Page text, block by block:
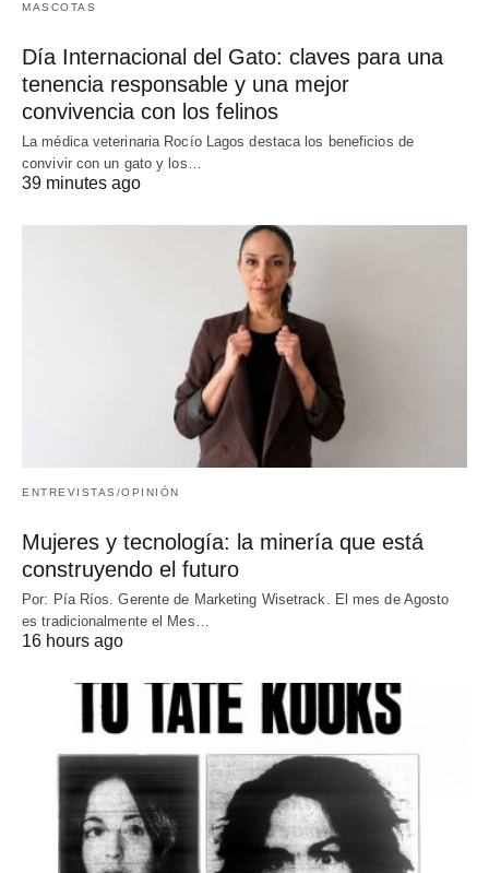
MASCOTAS
Día Internacional del Gato: claves para una
tenencia responsable y una mejor
convivencia con los felinos
La médica veterinaria Rocío Lagos destaca los beneficios de
convivir con un gato y los…
39 minutes ago
ENTREVISTAS/OPINIÓN
Mujeres y tecnología: la minería que está
construyendo el futuro
Por: Pía Ríos. Gerente de Marketing Wisetrack. El mes de Agosto
es tradicionalmente el Mes…
16 hours ago